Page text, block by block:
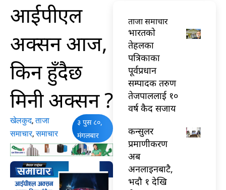
आईपीएल
अक्सन आज,
किन हुँदैछ
मिनी अक्सन ?
खेलकुद,ताजा
समाचार,समाचार
३ पुस ८०,
मंगलबार
ताजा समाचार
भारतकाे
तेहलका
पत्रिकाका
पूर्वप्रधान
सम्पादक तरुण
तेजपाललाई १०
वर्ष कैद सजाय
कन्सुलर
प्रमाणीकरण
अब
अनलाइनबाटै,
भदौ १ देखि